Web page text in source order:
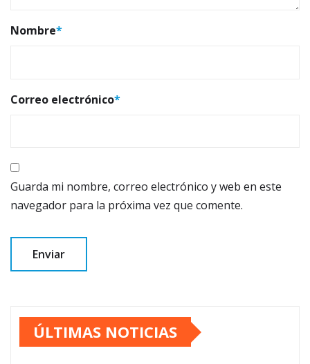
Nombre*
Correo electrónico*
Guarda mi nombre, correo electrónico y web en este
navegador para la próxima vez que comente.
ÚLTIMAS NOTICIAS